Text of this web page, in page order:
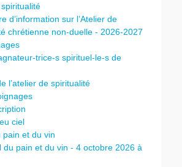
d’information sur l’Atelier de
chrétienne non-duelle - 2026-2027
trice-s spirituel-le-s de
l’atelier de spiritualité
ciel
pain et du vin
du pain et du vin - 4 octobre 2026 à